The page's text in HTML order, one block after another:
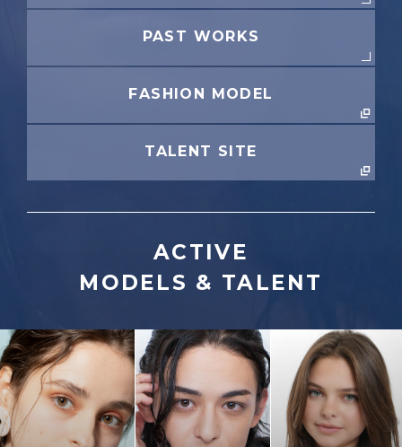
PAST WORKS
FASHION MODEL
TALENT SITE
ACTIVE
MODELS & TALENT